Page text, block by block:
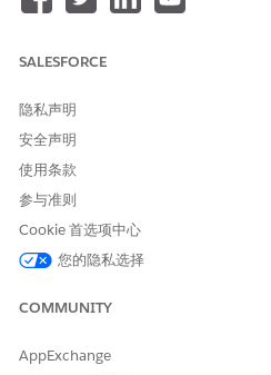
在订单管理中，转到订单履行设
输入名称、外部引用和描述。
标记避免规则，请先
设置订单可以拆分到的最大位置
管理不会在路由订单时考虑拆分。
单击保存
编辑单个规则。
单击规则的操作菜单，并选择
单击保存。
在您准备发布小组时，单击
SALESFORCE
隐私声明
安全声明
使用条款
参与准则
Cookie 首选项中心
您的隐私选择
COMMUNITY
AppExchange